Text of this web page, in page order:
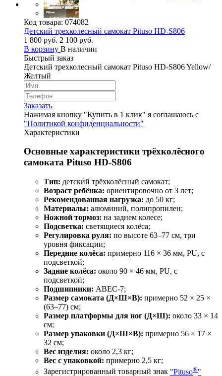
Код товара: 074082
Детский трехколесный самокат Pituso HD-S806
1 800 руб. 2 100 руб.
В корзину В наличии
Быстрый заказ
Детский трехколесный самокат Pituso HD-S806 Yellow/
Желтый
Заказать
Нажимая кнопку "Купить в 1 клик" я соглашаюсь с
"Политикой конфиденциальности"
Характеристики
Основные характеристики трёхколёсного
самоката Pituso HD-S806
Тип: детский трёхколёсный самокат;
Возраст ребёнка: ориентировочно от 3 лет;
Рекомендованная нагрузка: до 50 кг;
Материалы: алюминий, полипропилен;
Ножной тормоз: на заднем колесе;
Подсветка: светящиеся колёса;
Регулировка руля: по высоте 63–77 см, три
уровня фиксации;
Передние колёса: примерно 116 × 36 мм, PU, с
подсветкой;
Задние колёса: около 90 × 46 мм, PU, с
подсветкой;
Подшипники: ABEC‑7;
Размер самоката (Д×Ш×В): примерно 52 × 25 ×
(63–77) см;
Размер платформы для ног (Д×Ш): около 33 × 14
см;
Размер упаковки (Д×Ш×В): примерно 56 × 17 ×
32 см;
Вес изделия: около 2,3 кг;
Вес с упаковкой: примерно 2,5 кг;
Зарегистрированный товарный знак "Pituso®"